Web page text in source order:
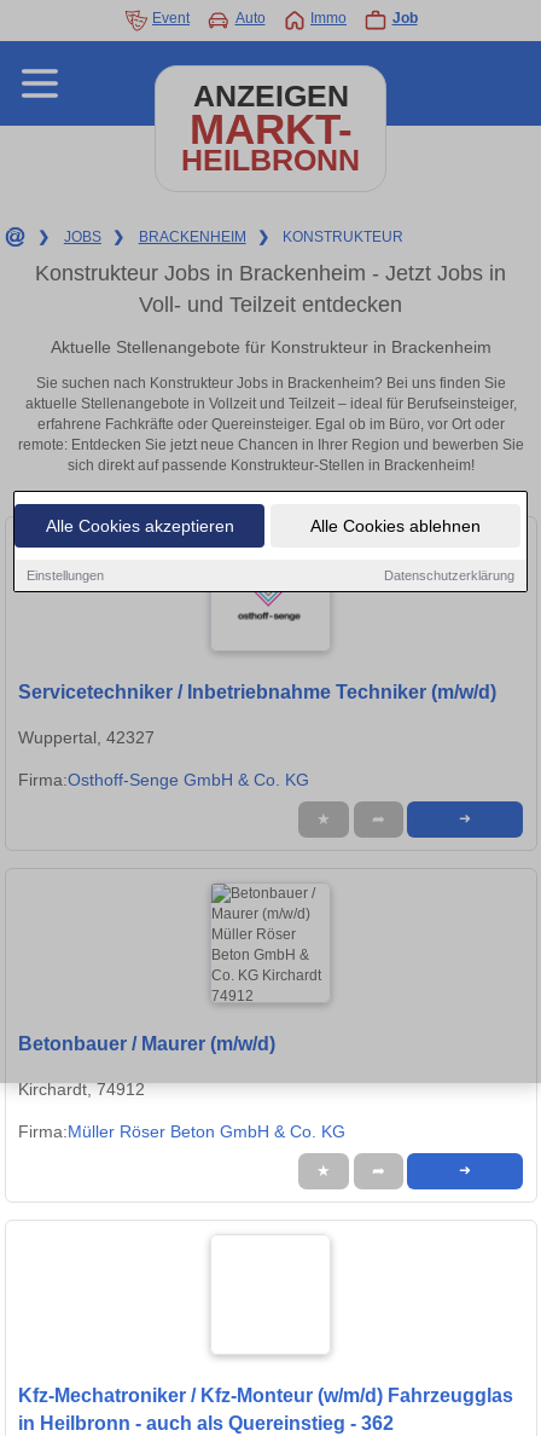
Alle Cookies akzeptieren Alle Cookies ablehnen
Einstellungen Datenschutzerklärung
Event Auto Immo Job
ANZEIGEN
MARKT-
HEILBRONN
❯ JOBS ❯ BRACKENHEIM ❯ KONSTRUKTEUR
Konstrukteur Jobs in Brackenheim - Jetzt Jobs in
Voll- und Teilzeit entdecken
Aktuelle Stellenangebote für Konstrukteur in Brackenheim
Sie suchen nach Konstrukteur Jobs in Brackenheim? Bei uns finden Sie
aktuelle Stellenangebote in Vollzeit und Teilzeit – ideal für Berufseinsteiger,
erfahrene Fachkräfte oder Quereinsteiger. Egal ob im Büro, vor Ort oder
remote: Entdecken Sie jetzt neue Chancen in Ihrer Region und bewerben Sie
sich direkt auf passende Konstrukteur-Stellen in Brackenheim!
Servicetechniker / Inbetriebnahme Techniker (m/w/d)
Wuppertal, 42327
Firma:Osthoff-Senge GmbH & Co. KG
★ ➦ ➜
Betonbauer / Maurer (m/w/d)
Kirchardt, 74912
Firma:Müller Röser Beton GmbH & Co. KG
★ ➦ ➜
Kfz-Mechatroniker / Kfz-Monteur (w/m/d) Fahrzeugglas
in Heilbronn - auch als Quereinstieg - 362